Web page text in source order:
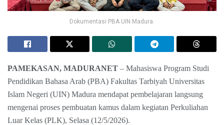
Dokumentasi PBA UIN Madura.
PAMEKASAN, MADURANET – Mahasiswa Program Studi
Pendidikan Bahasa Arab (PBA) Fakultas Tarbiyah Universitas
Islam Negeri (UIN) Madura mendapat pembelajaran langsung
mengenai proses pembuatan kamus dalam kegiatan Perkuliahan
Luar Kelas (PLK), Selasa (12/5/2026).